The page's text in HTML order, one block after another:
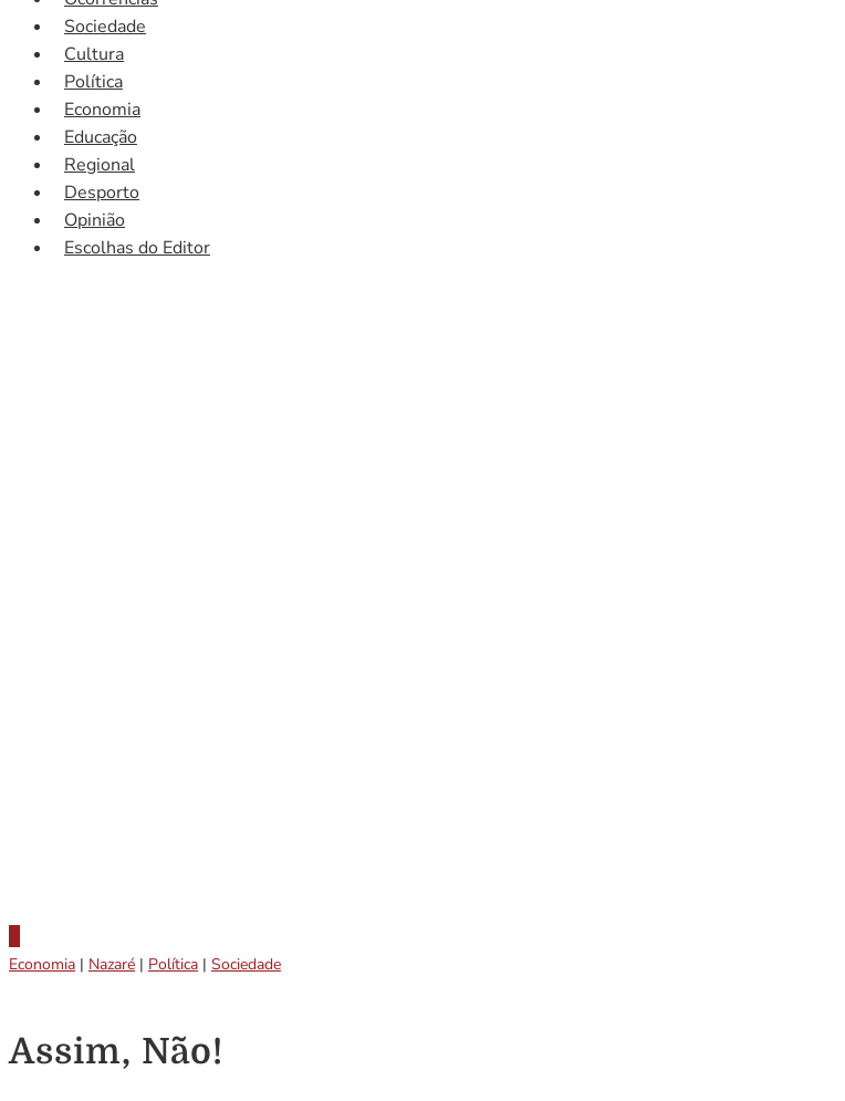
Sociedade
Cultura
Política
Economia
Educação
Regional
Desporto
Opinião
Escolhas do Editor
Economia | Nazaré | Política | Sociedade
Assim, Não!